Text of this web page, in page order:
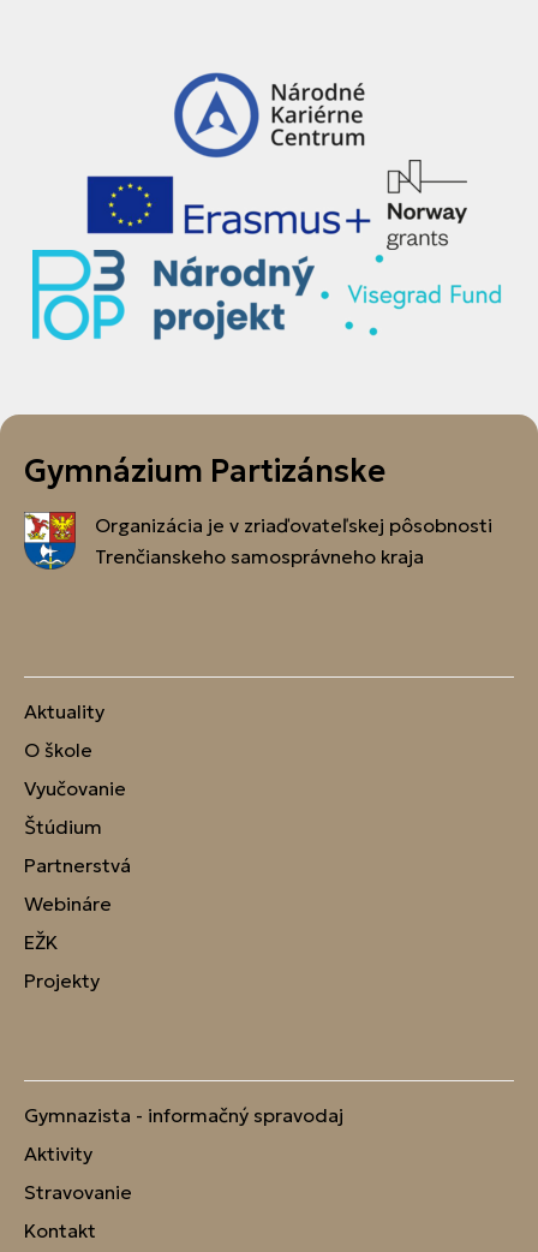
Gymnázium Partizánske
Organizácia je v zriaďovateľskej pôsobnosti
Trenčianskeho samosprávneho kraja
Aktuality
O škole
Vyučovanie
Štúdium
Partnerstvá
Webináre
EŽK
Projekty
Gymnazista - informačný spravodaj
Aktivity
Stravovanie
Kontakt